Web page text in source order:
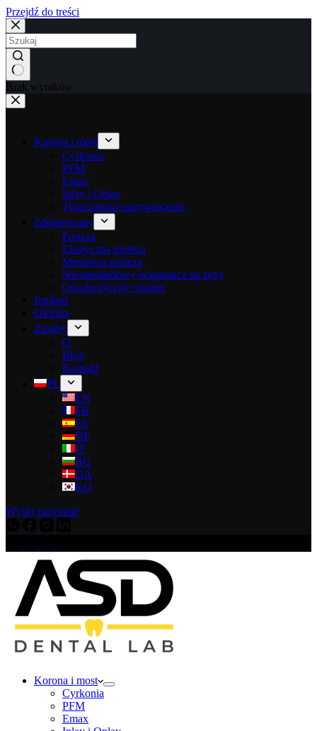
Przejdź do treści
Brak wyników
Korona i most
Cyrkonia
PFM
Emax
Inlay i Onlay
Tymczasowe przywrócenie
Zdejmowany
Proteza
Elastyczna proteza
Metalowa proteza
Niestandardowy ochraniacz na zęby
Ortodontyczny retainer
Implant
Okleina
Zasoby
O
Blog
Kontakt
PL
EN
FR
ES
DE
IT
BG
DA
KO
Wyślij zapytanie
Korona i most
Cyrkonia
PFM
Emax